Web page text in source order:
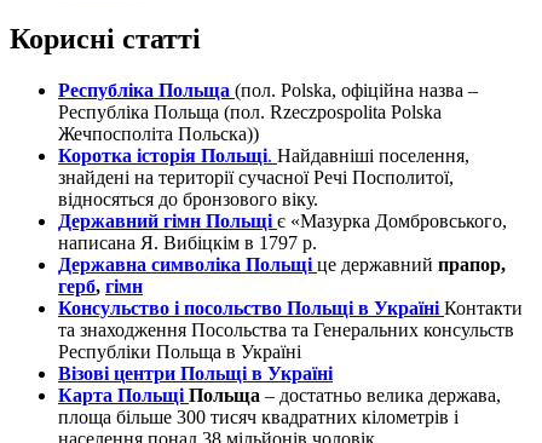
Корисні статті
Республіка Польща (пол. Polska, офіційна назва –
Республіка Польща (пол. Rzeczpospolita Polska
Жечпосполіта Польска))
Коротка історія Польщі. Найдавніші поселення,
знайдені на території сучасної Речі Посполитої,
відносяться до бронзового віку.
Державний гімн Польщі є «Мазурка Домбровського,
написана Я. Вибіцкім в 1797 р.
Державна символіка Польщі це державний прапор,
герб, гімн
Консульство і посольство Польщі в Україні Контакти
та знаходження Посольства та Генеральних консульств
Республіки Польща в Україні
Візові центри Польщі в Україні
Карта Польщі Польща – достатньо велика держава,
площа більше 300 тисяч квадратних кілометрів і
населення понад 38 мільйонів чоловік